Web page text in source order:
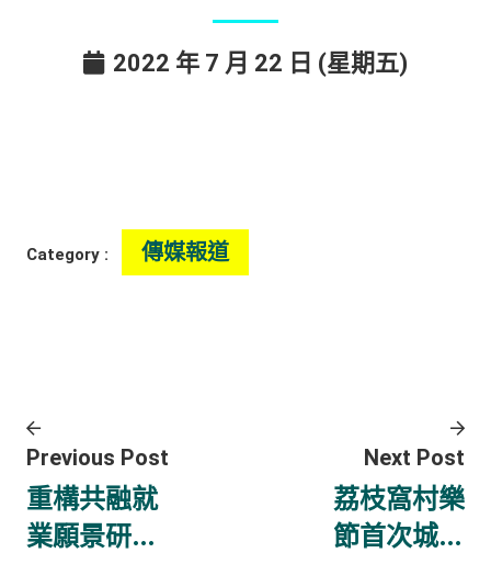
2022 年 7 月 22 日 (星期五)
Category : 傳媒報道
Previous Post
重構共融就
業願景研討
Next Post
荔枝窩村樂
節首次城鄉